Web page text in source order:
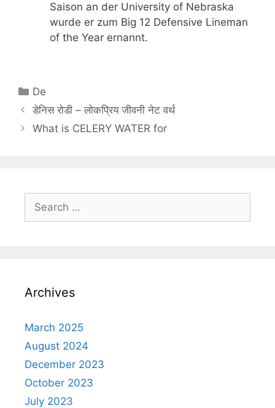
Saison an der University of Nebraska
wurde er zum Big 12 Defensive Lineman
of the Year ernannt.
Categories
De
डेनिस रोडी – लोकप्रिय जीवनी नेट वर्थ
What is CELERY WATER for
for:
Archives
March 2025
August 2024
December 2023
October 2023
July 2023